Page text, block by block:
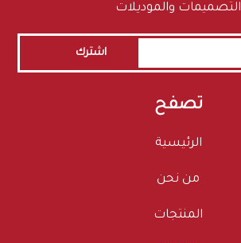
التصميمات والموديلات
اشترك
تصفح
الرئيسية
من نحن
المنتجات